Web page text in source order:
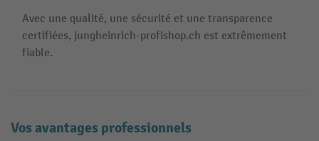
Avec une qualité, une sécurité et une transparence
certifiées, jungheinrich-profishop.ch est extrêmement
fiable.
Vos avantages professionnels